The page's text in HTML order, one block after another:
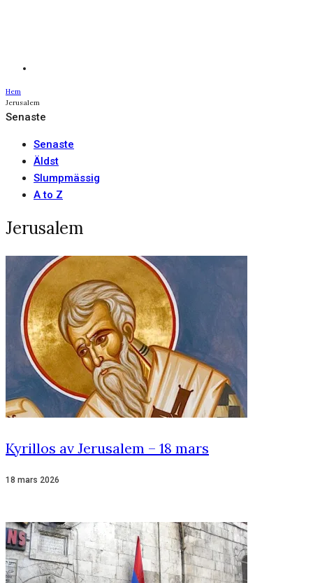
Hem
Jerusalem
Senaste
Senaste
Äldst
Slumpmässig
A to Z
Jerusalem
Kyrillos av Jerusalem – 18 mars
18 mars 2026